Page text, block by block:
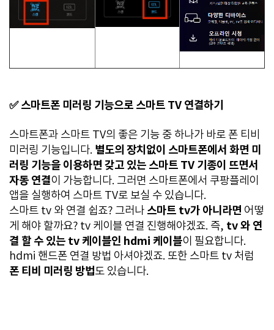
✅ 스마트폰 미러링 기능으로 스마트 TV 연결하기
스마트폰과 스마트 TV의 좋은 기능 중 하나가 바로 폰 티비
미러링 기능입니다. 별도의 장치없이 스마트폰에서 화면 미
러링 기능을 이용하면 갖고 있는 스마트 TV 기종이 뜨면서
자동 연결이 가능합니다. 그러면 스마트폰에서 쿠팡플레이
앱을 실행하여 스마트 TV로 보실 수 있습니다.
스마트 tv 와 연결 쉽죠? 그러나 스마트 tv가 아니라면 어떻
게 해야 할까요? tv 케이블 연결 진행해야겠죠. 즉, tv 와 연
결 할 수 있는 tv 케이블인 hdmi 케이블이 필요합니다.
hdmi 핸드폰 연결 방법 아셔야겠죠. 또한 스마트 tv 처럼
폰 티비 미러링 방법도 있습니다.